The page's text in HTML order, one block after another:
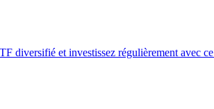
diversifié et investissez régulièrement avec